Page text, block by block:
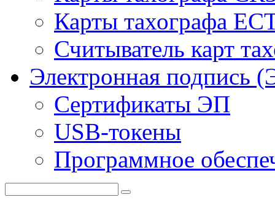
Карты тахографа
Считыватель карт
Электронная подпись
Сертификаты ЭП
USB-токены
Программное